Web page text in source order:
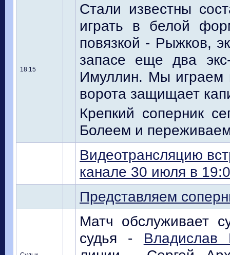
18:15
Стали известны
играть в белой
повязкой - Рыжков,
запасе еще два
Имуллин. Мы играем
ворота защищает
Крепкий соперник
Болеем и
Видеотрансляцию
канале 30 июля в
Представляем
Матч обслуживает
судья - Владислав